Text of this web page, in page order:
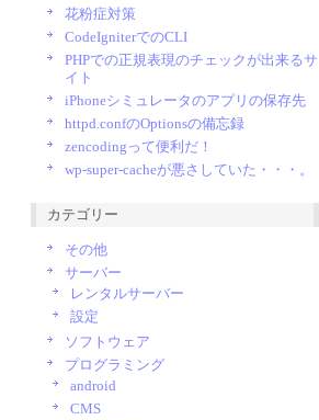
花粉症対策
CodeIgniterでのCLI
PHPでの正規表現のチェックが出来るサ
イト
iPhoneシミュレータのアプリの保存先
httpd.confのOptionsの備忘録
zencodingって便利だ！
wp-super-cacheが悪さしていた・・・。
カテゴリー
その他
サーバー
レンタルサーバー
設定
ソフトウェア
プログラミング
android
CMS